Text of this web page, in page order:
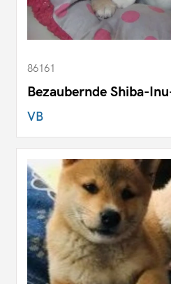
86161
Bezaubernde Shiba-
VB